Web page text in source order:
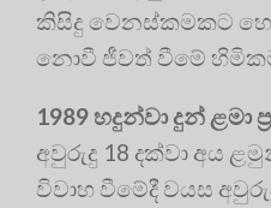
කිසිදු වෙනස්කමකට හෝ
නොවී ජීවත් වීමේ
1989 හදුන්වා දුන් ළමා
අවුරුදු 18 දක්වා අය
විවාහ වීමේදී වයස